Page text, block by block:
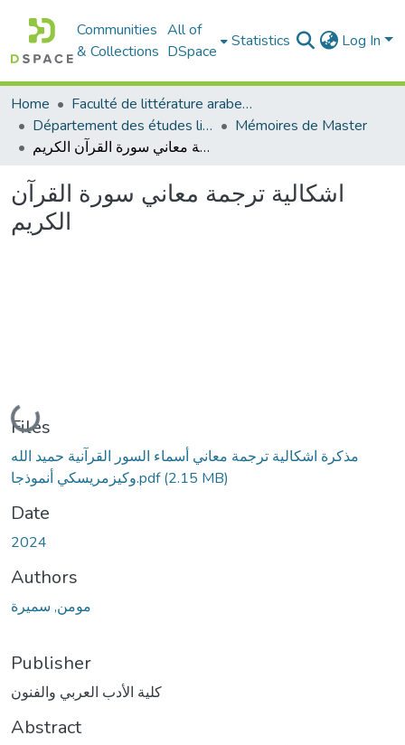
Communities
& Collections
All of
DSpace
Statistics Log In
Home
Faculté de littérature arabe et des arts
Département des études littéraires et critiques
Mémoires de Master
اشكالية ترجمة معاني سورة القرآن الكريم
اشكالية ترجمة معاني سورة القرآن
الكريم
Loading...
Files
مذكرة اشكالية ترجمة معاني أسماء السور القرآنية حميد الله
وكيزمريسكي أنموذجا.pdf(2.15 MB)
Date
2024
Authors
مومن, سميرة
Publisher
كلية الأدب العربي والفنون
Abstract